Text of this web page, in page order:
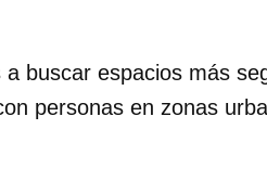
buscar espacios más
personas en zonas